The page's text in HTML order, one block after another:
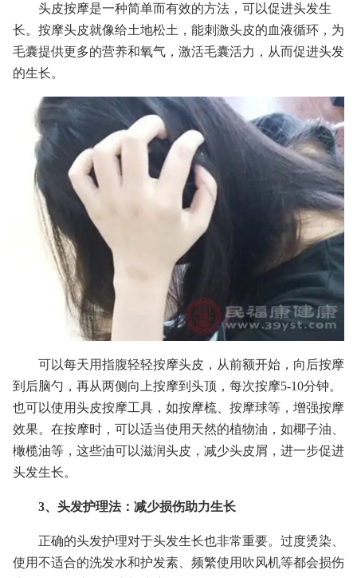
头皮按摩是一种简单而有效的方法，可以促进头发生
长。按摩头皮就像给土地松土，能刺激头皮的血液循环，为
毛囊提供更多的营养和氧气，激活毛囊活力，从而促进头发
的生长。
可以每天用指腹轻轻按摩头皮，从前额开始，向后按摩
到后脑勺，再从两侧向上按摩到头顶，每次按摩5-10分钟。
也可以使用头皮按摩工具，如按摩梳、按摩球等，增强按摩
效果。在按摩时，可以适当使用天然的植物油，如椰子油、
橄榄油等，这些油可以滋润头皮，减少头皮屑，进一步促进
头发生长。
3、头发护理法：减少损伤助力生长
正确的头发护理对于头发生长也非常重要。过度烫染、
使用不适合的洗发水和护发素、频繁使用吹风机等都会损伤